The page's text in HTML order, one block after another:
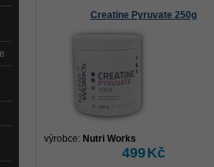
Creatine Pyruvate 250g
výrobce: Nutri Works
499Kč